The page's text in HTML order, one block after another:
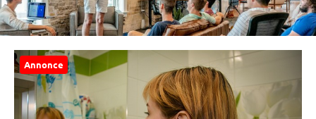
Annonce